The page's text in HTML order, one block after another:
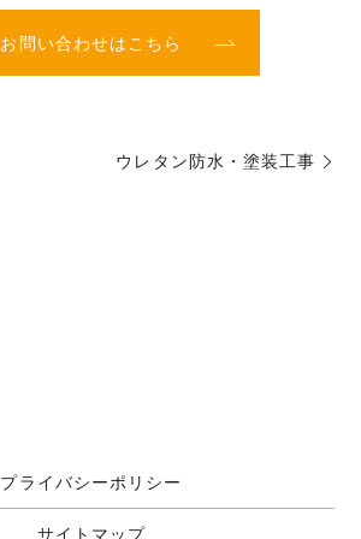
お問い合わせはこちら
ウレタン防水・塗装工事
プライバシーポリシー
サイトマップ